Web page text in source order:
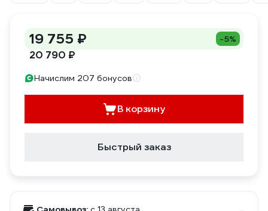
19 755 ₽ -5%
20 790 ₽
Начислим 207 бонусов
В корзину
Быстрый заказ